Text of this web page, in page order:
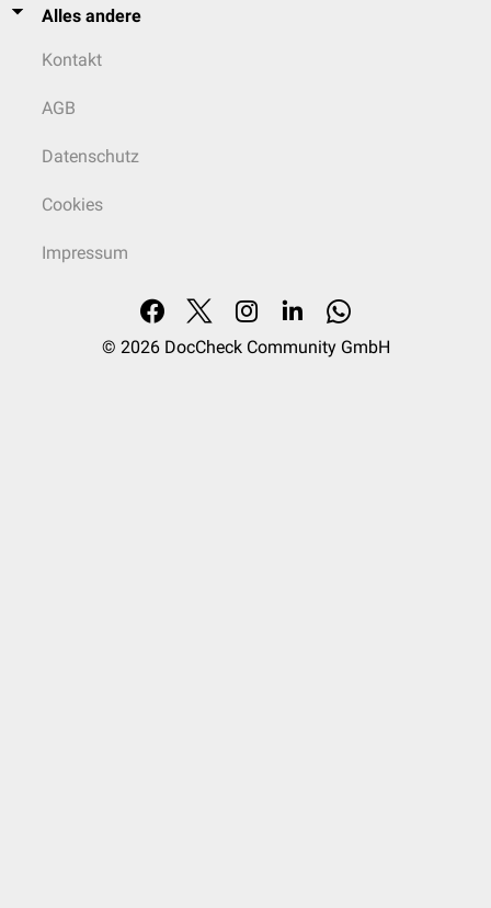
Alles andere
Kontakt
AGB
Datenschutz
Cookies
Impressum
© 2026 DocCheck Community GmbH